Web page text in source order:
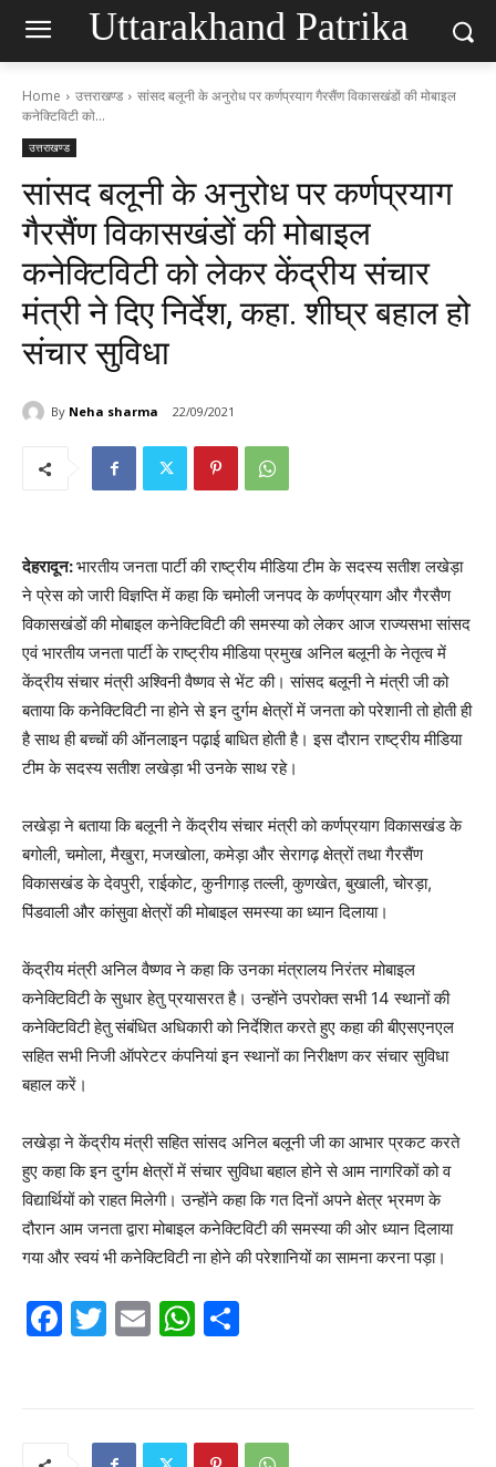
Uttarakhand Patrika
Home उत्तराखण्ड
सांसद बलूनी के अनुरोध पर कर्णप्रयाग गैरसैंण विकासखंडों की मोबाइल
कनेक्टिविटी को...
उत्तराखण्ड
सांसद बलूनी के अनुरोध पर कर्णप्रयाग
गैरसैंण विकासखंडों की मोबाइल
कनेक्टिविटी को लेकर केंद्रीय संचार
मंत्री ने दिए निर्देश, कहा. शीघ्र बहाल हो
संचार सुविधा
By Neha sharma 22/09/2021
देहरादून:भारतीय जनता पार्टी की राष्ट्रीय मीडिया टीम के सदस्य सतीश लखेड़ा
ने प्रेस को जारी विज्ञप्ति में कहा कि चमोली जनपद के कर्णप्रयाग और गैरसैण
विकासखंडों की मोबाइल कनेक्टिविटी की समस्या को लेकर आज राज्यसभा सांसद
एवं भारतीय जनता पार्टी के राष्ट्रीय मीडिया प्रमुख अनिल बलूनी के नेतृत्व में
केंद्रीय संचार मंत्री अश्विनी वैष्णव से भेंट की। सांसद बलूनी ने मंत्री जी को
बताया कि कनेक्टिविटी ना होने से इन दुर्गम क्षेत्रों में जनता को परेशानी तो होती ही
है साथ ही बच्चों की ऑनलाइन पढ़ाई बाधित होती है। इस दौरान राष्ट्रीय मीडिया
टीम के सदस्य सतीश लखेड़ा भी उनके साथ रहे।
लखेड़ा ने बताया कि बलूनी ने केंद्रीय संचार मंत्री को कर्णप्रयाग विकासखंड के
बगोली, चमोला, मैखुरा, मजखोला, कमेड़ा और सेरागढ़ क्षेत्रों तथा गैरसैंण
विकासखंड के देवपुरी, राईकोट, कुनीगाड़ तल्ली, कुणखेत, बुखाली, चोरड़ा,
पिंडवाली और कांसुवा क्षेत्रों की मोबाइल समस्या का ध्यान दिलाया।
केंद्रीय मंत्री अनिल वैष्णव ने कहा कि उनका मंत्रालय निरंतर मोबाइल
कनेक्टिविटी के सुधार हेतु प्रयासरत है। उन्होंने उपरोक्त सभी 14 स्थानों की
कनेक्टिविटी हेतु संबंधित अधिकारी को निर्देशित करते हुए कहा की बीएसएनएल
सहित सभी निजी ऑपरेटर कंपनियां इन स्थानों का निरीक्षण कर संचार सुविधा
बहाल करें।
लखेड़ा ने केंद्रीय मंत्री सहित सांसद अनिल बलूनी जी का आभार प्रकट करते
हुए कहा कि इन दुर्गम क्षेत्रों में संचार सुविधा बहाल होने से आम नागरिकों को व
विद्यार्थियों को राहत मिलेगी। उन्होंने कहा कि गत दिनों अपने क्षेत्र भ्रमण के
दौरान आम जनता द्वारा मोबाइल कनेक्टिविटी की समस्या की ओर ध्यान दिलाया
गया और स्वयं भी कनेक्टिविटी ना होने की परेशानियों का सामना करना पड़ा।
F
T
E
W